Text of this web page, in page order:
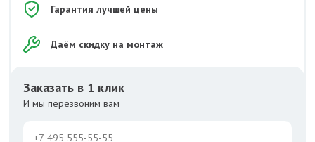
Гарантия лучшей цены
Даём скидку на монтаж
Заказать в 1 клик
И мы перезвоним вам